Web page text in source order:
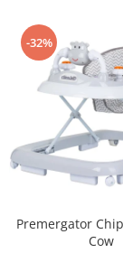
-32%
Premergator
Cow